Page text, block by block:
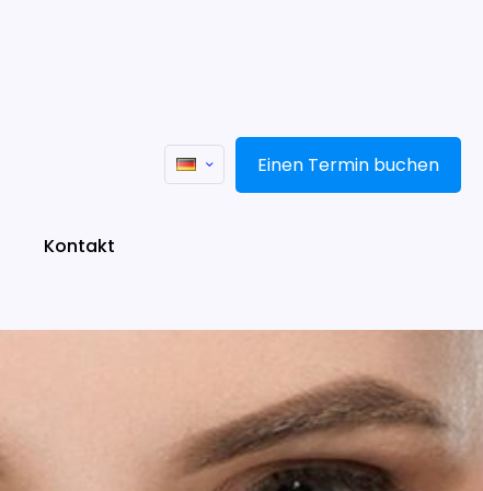
Kontakt
Einen Termin buchen